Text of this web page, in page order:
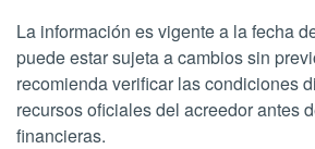
La información es vigente a la fecha
puede estar sujeta a cambios sin
recomienda verificar las condiciones
recursos oficiales del acreedor antes
financieras.